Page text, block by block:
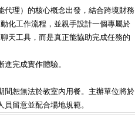
代理）的核心概念出發，結合跨境財務
化工作流程，並親手設計一個專屬於
天工具，而是真正能協助完成任務的
完成實作體驗。
間恕無法於教室內用餐。主辦單位將於
留意並配合場地規範。